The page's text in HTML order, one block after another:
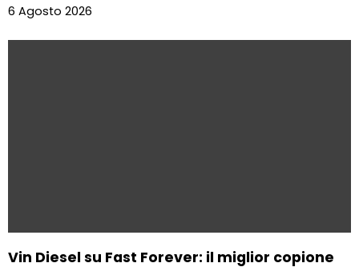
6 Agosto 2026
Vin Diesel su Fast Forever: il miglior copione